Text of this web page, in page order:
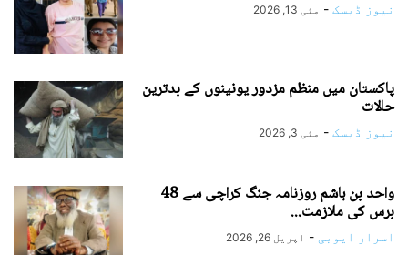
نیوز ڈیسک - مئی 13, 2026
پاکستان میں منظم مزدور یونینوں کے بدترین
حالات
نیوز ڈیسک - مئی 3, 2026
واحد بن ہاشم روزنامہ جنگ کراچی سے 48
برس کی ملازمت...
اسرار ایوبی - اپریل 26, 2026